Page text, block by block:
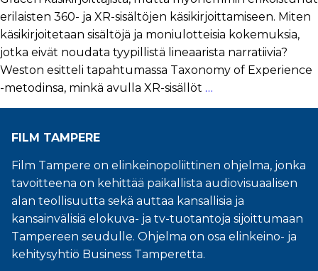
erilaisten 360- ja XR-sisältöjen käsikirjoittamiseen. Miten
käsikirjoitetaan sisältöjä ja moniulotteisia kokemuksia,
jotka eivät noudata tyypillistä lineaarista narratiivia?
Weston esitteli tapahtumassa Taxonomy of Experience
-metodinsa, minkä avulla XR-sisällöt …
FILM TAMPERE
Film Tampere on elinkeinopoliittinen ohjelma, jonka
tavoitteena on kehittää paikallista audiovisuaalisen
alan teollisuutta sekä auttaa kansallisia ja
kansainvälisiä elokuva- ja tv-tuotantoja sijoittumaan
Tampereen seudulle. Ohjelma on osa elinkeino- ja
kehitysyhtiö Business Tamperetta.